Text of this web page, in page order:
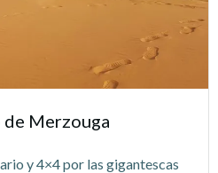
Merzouga
y 4×4 por las gigantescas